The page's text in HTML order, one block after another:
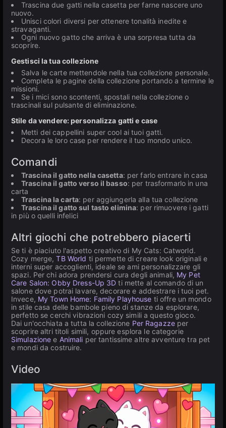
Trascina due gatti nella casetta per farne nascere uno
nuovo.
Unisci colori diversi per ottenere tonalità inedite e
stravaganti.
Ogni nuovo gatto che arriva è una sorpresa tutta da
scoprire.
Gestisci la tua collezione
Salva le carte mettendole nella tua collezione personale.
Completa le pagine della collezione portando a termine le
missioni.
Se i mici sono scontenti, spostali nella collezione o
trascinali sul pulsante di eliminazione.
Stile da vendere: personalizza gatti e case
Metti dei cappellini super cool ai tuoi gatti.
Decora le loro case per rendere il tuo mondo unico.
Comandi
Trascina il gatto nella casetta: per farlo entrare in casa
Trascina il gatto verso il basso: per trasformarlo in una
carta
Trascina la carta: per aggiungerla alla tua collezione
Trascina il gatto sul tasto elimina: per rimuovere i gatti
in più o quelli infelici
Altri giochi che potrebbero piacerti
Se ti è piaciuto l'aspetto creativo di My Cats: Catworld.
Сozy merge,TB World ti permette di creare look originali e
interni super accoglienti, ideale se ami personalizzare gli
spazi. Per chi adora prendersi cura degli animali, My Pet
Care Salon: Obby Dress-Up 3D ti mette al comando di un
salone dove potrai lavare, decorare e addestrare i tuoi pet.
Invece, My Town Home: Family Playhouse ti offre un mondo
in stile casa delle bambole pieno di stanze da esplorare,
perfetto se cerchi vibrazioni cozy simili a questo gioco.
Dai un'occhiata a tutta la collezione Per Ragazzeper
scoprire altri titoli simili, oppure esplora le categorie
Simulazione e Animali per tantissime altre avventure tra pet
e mondi da costruire.
Video